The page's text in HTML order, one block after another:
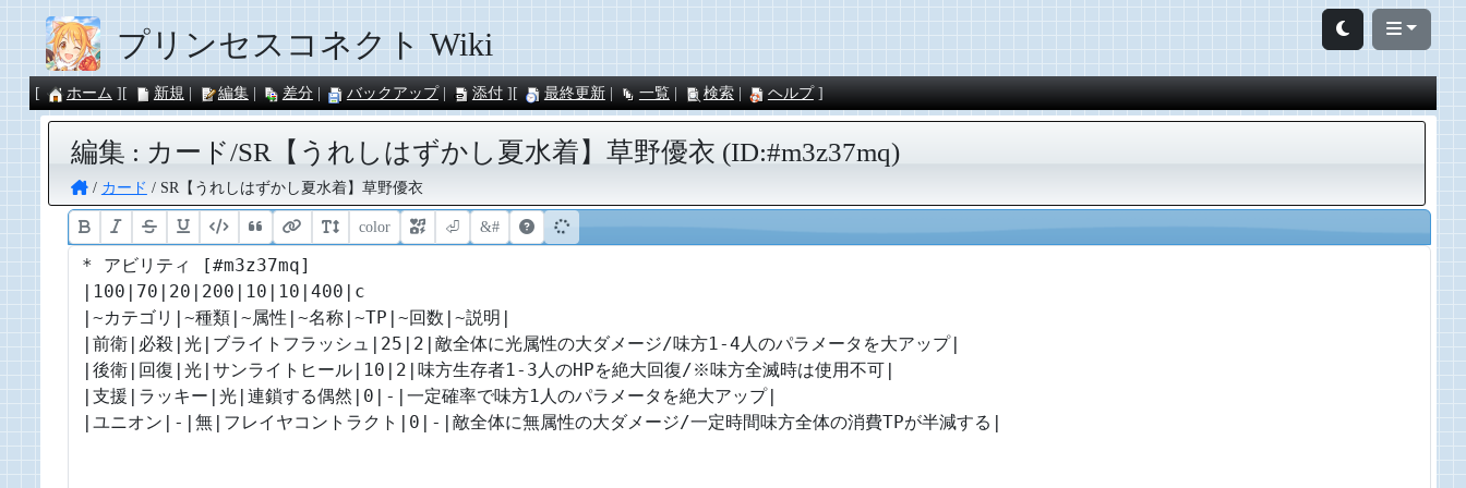
プリンセスコネクト Wiki
ホーム 新規 編集 差分 バックアップ 添付 最終更新 一覧 検索 ヘルプ
編集 : カード/SR【うれしはずかし夏水着】草野優衣 (ID:#m3z37mq)
カード SR【うれしはずかし夏水着】草野優衣
color ⏎ &#